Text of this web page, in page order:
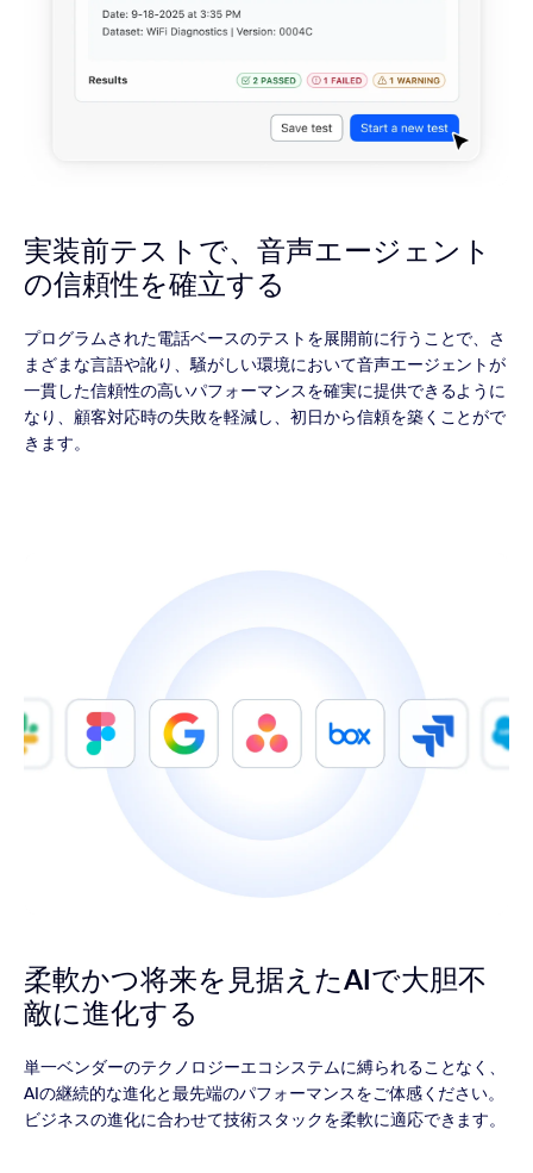
実装前テストで、音声エージェント
の信頼性を確立する
プログラムされた電話ベースのテストを展開前に行うことで、さ
まざまな言語や訛り、騒がしい環境において音声エージェントが
一貫した信頼性の高いパフォーマンスを確実に提供できるように
なり、顧客対応時の失敗を軽減し、初日から信頼を築くことがで
きます。
柔軟かつ将来を見据えたAIで大胆不
敵に進化する
単一ベンダーのテクノロジーエコシステムに縛られることなく、
AIの継続的な進化と最先端のパフォーマンスをご体感ください。
ビジネスの進化に合わせて技術スタックを柔軟に適応できます。